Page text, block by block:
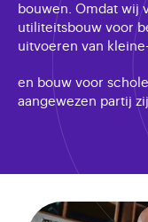
bouwen. Omdat wij
utiliteitsbouw voor
uitvoeren van
en bouw voor
aangewezen partij